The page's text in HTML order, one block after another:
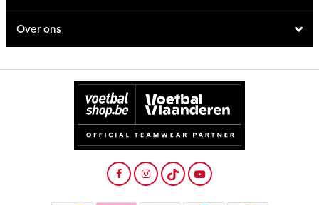
Over ons